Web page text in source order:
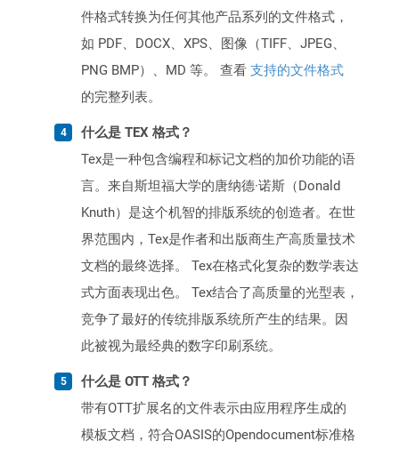
件格式转换为任何其他产品系列的文件格式，
如 PDF、DOCX、XPS、图像（TIFF、JPEG、
PNG BMP）、MD 等。 查看 支持的文件格式
的完整列表。
什么是 TEX 格式？
Tex是一种包含编程和标记文档的加价功能的语
言。来自斯坦福大学的唐纳德·诺斯（Donald
Knuth）是这个机智的排版系统的创造者。在世
界范围内，Tex是作者和出版商生产高质量技术
文档的最终选择。 Tex在格式化复杂的数学表达
式方面表现出色。 Tex结合了高质量的光型表，
竞争了最好的传统排版系统所产生的结果。因
此被视为最经典的数字印刷系统。
什么是 OTT 格式？
带有OTT扩展名的文件表示由应用程序生成的
模板文档，符合OASIS的Opendocument标准格